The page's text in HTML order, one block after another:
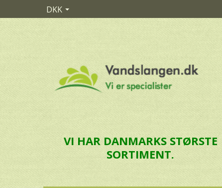
DKK
VI HAR DANMARKS STØRSTE
SORTIMENT.